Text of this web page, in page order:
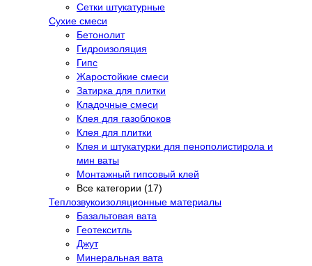
Сетки штукатурные
Сухие смеси
Бетонолит
Гидроизоляция
Гипс
Жаростойкие смеси
Затирка для плитки
Кладочные смеси
Клея для газоблоков
Клея для плитки
Клея и штукатурки для пенополистирола и
мин ваты
Монтажный гипсовый клей
Все категории (17)
Теплозвукоизоляционные материалы
Базальтовая вата
Геотекситль
Джут
Минеральная вата